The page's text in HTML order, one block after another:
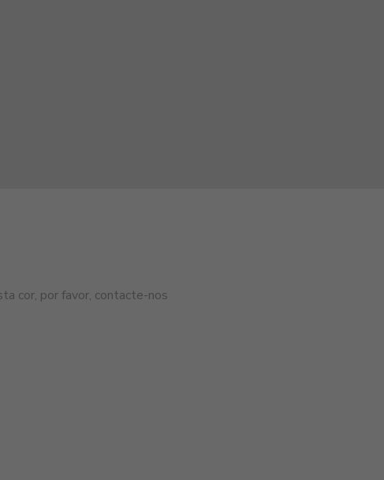
cor, por favor, contacte-nos